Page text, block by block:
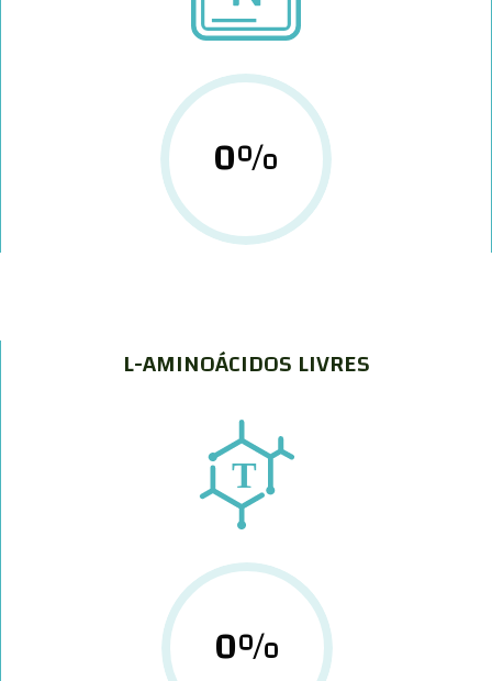
0%
L-AMINOÁCIDOS LIVRES
0%